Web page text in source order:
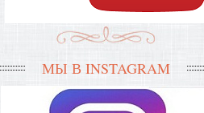
МЫ В INSTAGRAM